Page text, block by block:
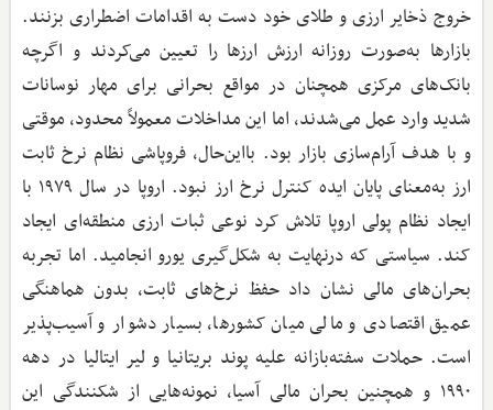
خروج ذخایر ارزی و طلای خود دست به اقدامات اضطراری بزنند.
بازارها به‌صورت روزانه ارزش ارزها را تعیین می‌کردند و اگرچه
بانک‌های مرکزی همچنان در مواقع بحرانی برای مهار نوسانات
شدید وارد عمل می‌شدند، اما این مداخلات معمولاً محدود، موقتی
و با هدف آرام‌سازی بازار بود. بااین‌حال، فروپاشی نظام نرخ ثابت
ارز به‌معنای پایان ایده کنترل نرخ ارز نبود. اروپا در سال ۱۹۷۹ با
ایجاد نظام پولی اروپا تلاش کرد نوعی ثبات ارزی منطقه‌ای ایجاد
کند. سیاستی که درنهایت به شکل‌گیری یورو انجامید. اما تجربه
بحران‌های مالی نشان داد حفظ نرخ‌های ثابت، بدون هماهنگی
عمیق اقتصادی و مالی میان کشورها، بسیار دشوار و آسیب‌پذیر
است. حملات سفته‌بازانه علیه پوند بریتانیا و لیر ایتالیا در دهه
۱۹۹۰ و همچنین بحران مالی آسیا، نمونه‌هایی از شکنندگی این